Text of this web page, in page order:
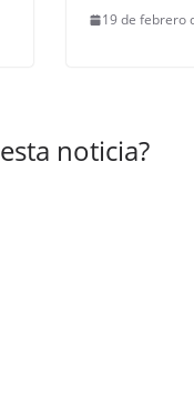
19 de febrero
noticia?